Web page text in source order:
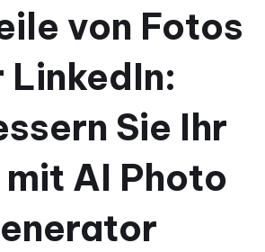
von Fotos
LinkedIn:
Sie Ihr
AI Photo